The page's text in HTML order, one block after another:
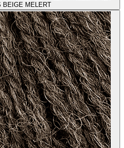
BEIGE MELERT